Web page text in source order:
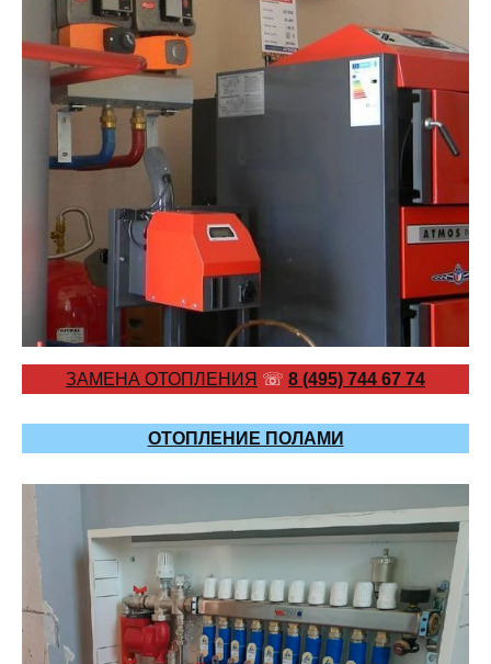
ЗАМЕНА ОТОПЛЕНИЯ ☏ 8 (495) 744 67 74
ОТОПЛЕНИЕ ПОЛАМИ